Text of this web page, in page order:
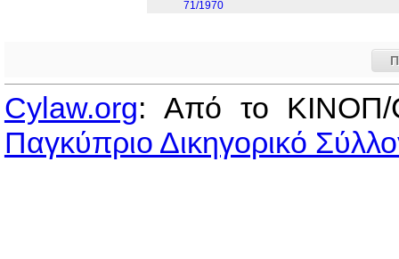
71/1970
Cylaw.org: Από το
Παγκύπριο Δικηγορικό